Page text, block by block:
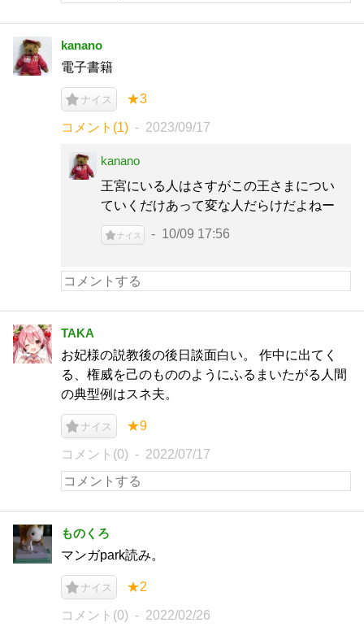
kanano
電子書籍
ナイス ★3
コメント(1) 2023/09/17
kanano
王宮にいる人はさすがこの王さまについ
ていくだけあって変な人だらけだよねー
ナイス 10/09 17:56
TAKA
お妃様の説教後の後日談面白い。 作中に出てく
る、権威を己のもののようにふるまいたがる人間
の典型例はスネ夫。
ナイス ★9
コメント(0) 2022/07/17
ものくろ
マンガpark読み。
ナイス ★2
コメント(0) 2022/02/26